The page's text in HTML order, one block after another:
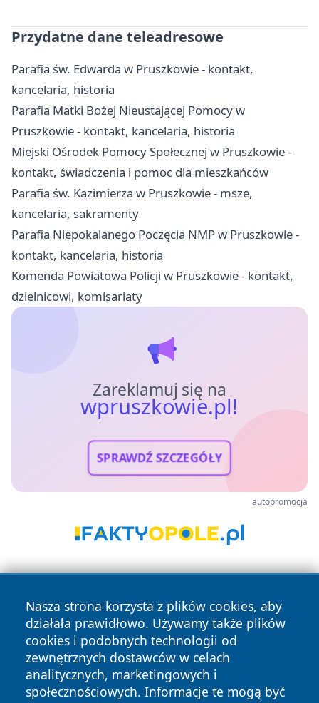
Przydatne dane teleadresowe
Parafia św. Edwarda w Pruszkowie - kontakt,
kancelaria, historia
Parafia Matki Bożej Nieustającej Pomocy w
Pruszkowie - kontakt, kancelaria, historia
Miejski Ośrodek Pomocy Społecznej w Pruszkowie -
kontakt, świadczenia i pomoc dla mieszkańców
Parafia św. Kazimierza w Pruszkowie - msze,
kancelaria, sakramenty
Parafia Niepokalanego Poczęcia NMP w Pruszkowie -
kontakt, kancelaria, historia
Komenda Powiatowa Policji w Pruszkowie - kontakt,
dzielnicowi, komisariaty
Zareklamuj się na
wpruszkowie.pl!
SPRAWDŹ SZCZEGÓŁY
autopromocja
Nasza strona korzysta z plików cookies, aby
działała prawidłowo. Używamy także plików
cookies i podobnych technologii od
zewnętrznych dostawców w celach
analitycznych, marketingowych i
społecznościowych. Informacje te mogą być
Copyright © 2026 wpruszkowie.pl Wszystkie prawa
zastrzeżone.